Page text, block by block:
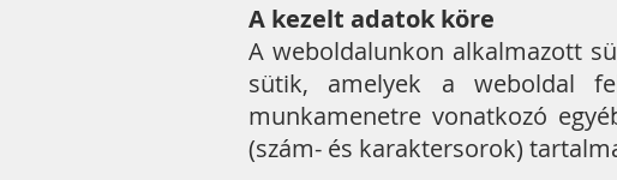
A kezelt adatok köre
A weboldalunkon alkalmazott
sütik, amelyek a weboldal
munkamenetre vonatkozó
(szám- és karaktersorok)